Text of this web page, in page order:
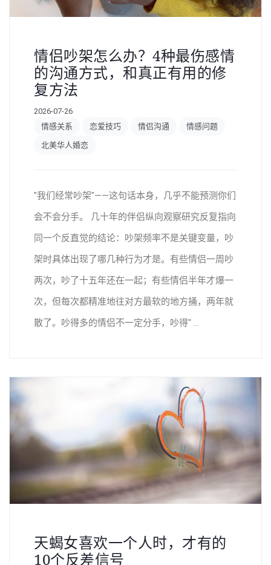
情侣吵架怎么办？4种最伤感情
的沟通方式，和真正有用的修
复方法
2026-07-26
情感关系
恋爱技巧 情侣沟通 情感问题
北美华人婚恋
"我们经常吵架"——这句话本身，几乎不能预测你们
会不会分手。 几十年的伴侣纵向观察研究反复指向
同一个反直觉的结论：吵架频率不是关键变量，吵
架时具体出现了哪几种行为才是。有些情侣一周吵
两次，吵了十五年还在一起；有些情侣半年才爆一
次，但每次都精准地往对方最软的地方捅，两年就
散了。吵得多的情侣不一定分手，吵得" ...
天蝎女喜欢一个人时，才有的
10个反差信号